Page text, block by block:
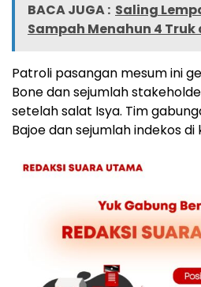
BACA JUGA : Saling
Sampah Menahun 4
Patroli pasangan mesum ini
Bone dan sejumlah
setelah salat Isya. Tim
Bajoe dan sejumlah indekos